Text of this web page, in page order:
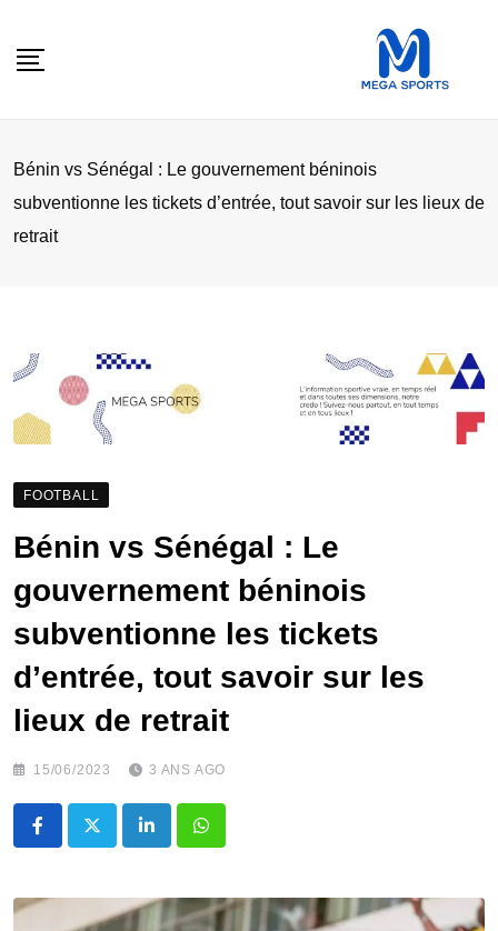
Bénin vs Sénégal : Le gouvernement béninois
subventionne les tickets d’entrée, tout savoir sur les lieux de
retrait
FOOTBALL
Bénin vs Sénégal : Le
gouvernement béninois
subventionne les tickets
d’entrée, tout savoir sur les
lieux de retrait
15/06/2023 3 ANS AGO
LinkedInWhatsapp